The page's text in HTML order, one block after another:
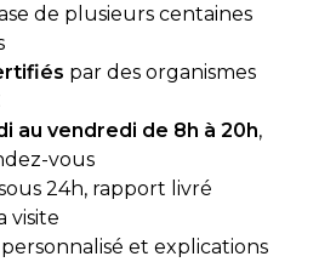
de plusieurs centaines
par des organismes
au vendredi de 8h à 20h,
vous
24h, rapport livré
visite
et explications